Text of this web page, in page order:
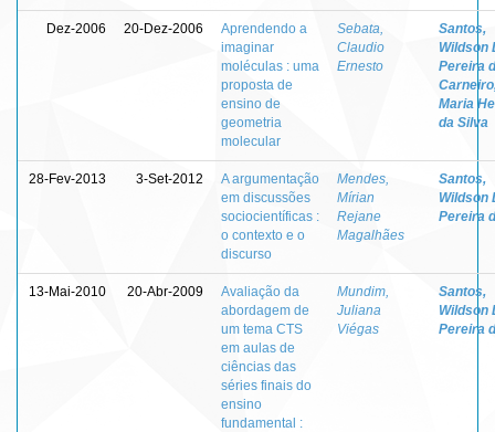
Dez-2006 20-Dez-2006
Aprendendo a
imaginar
moléculas : uma
proposta de
ensino de
geometria
molecular
Sebata,
Claudio
Ernesto
Santos,
Wildson
Pereira
Maria
da Silva
28-Fev-2013 3-Set-2012
A argumentação
em discussões
sociocientíficas :
o contexto e o
discurso
Mendes,
Mírian
Rejane
Magalhães
Santos,
Wildson
Pereira
13-Mai-2010 20-Abr-2009
Avaliação da
abordagem de
um tema CTS
em aulas de
ciências das
séries finais do
ensino
fundamental :
Mundim,
Juliana
Viégas
Santos,
Wildson
Pereira